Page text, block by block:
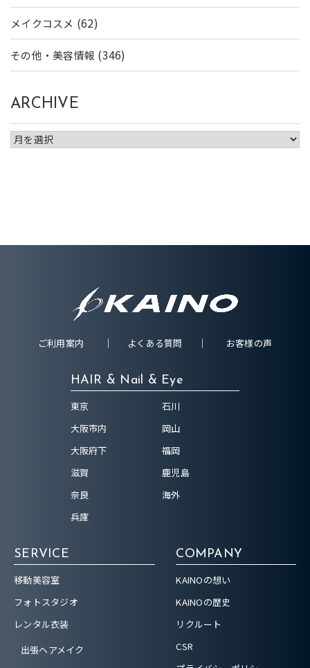
メイクコスメ (62)
その他・美容情報 (346)
ARCHIVE
ご利用案内 よくある質問 お客様の声
HAIR & Nail & Eye
東京
大阪市内
大阪府下
滋賀
奈良
兵庫
石川
岡山
福岡
鹿児島
海外
SERVICE
移動美容室
フォトスタジオ
レンタル衣装
出張ヘアメイク
COMPANY
KAINOの想い
KAINOの歴史
リクルート
CSR